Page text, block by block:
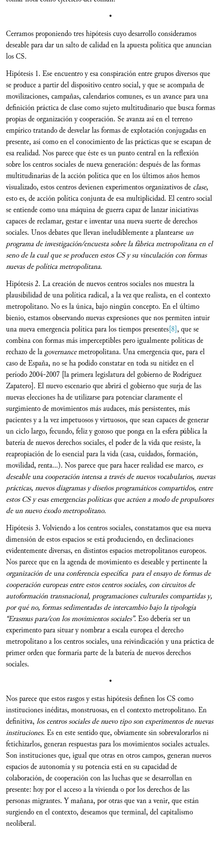
•
Cerramos proponiendo tres hipótesis cuyo desarrollo consideramos
deseable para dar un salto de calidad en la apuesta política que anuncian
los CS.
Hipótesis 1. Ese encuentro y esa conspiración entre grupos diversos que
se produce a partir del dispositivo centro social, y que se acompaña de
movilizaciones, campañas, calendarios comunes, es un avance para una
definición práctica de clase como sujeto multitudinario que busca formas
propias de organización y cooperación. Se avanza así en el terreno
empírico tratando de desvelar las formas de explotación conjugadas en
presente, así como en el conocimiento de las prácticas que se escapan de
esa realidad. Nos parece que éste es un punto central en la reflexión
sobre los centros sociales de nueva generación: después de las formas
multitudinarias de la acción política que en los últimos años hemos
visualizado, estos centros devienen experimentos organizativos de clase,
esto es, de acción política conjunta de esa multiplicidad. El centro social
se entiende como una máquina de guerra capaz de lanzar iniciativas
capaces de reclamar, gestar e inventar una nueva suerte de derechos
sociales. Unos debates que llevan ineludiblemente a plantearse un
programa de investigación/encuesta sobre la fábrica metropolitana en el
seno de la cual que se producen estos CS y su vinculación con formas
nuevas de política metropolitana.
Hipótesis 2. La creación de nuevos centros sociales nos muestra la
plausibilidad de una política radical, a la vez que realista, en el contexto
metropolitano. No es la única, bajo ningún concepto. En el último
bienio, estamos observando nuevas expresiones que nos permiten intuir
una nueva emergencia política para los tiempos presentes[8], que se
combina con formas más imperceptibles pero igualmente políticas de
rechazo de lagovernancemetropolitana. Una emergencia que, para el
caso de España, no se ha podido constatar en toda su nitidez en el
período 2004-2007 [la primera legislatura del gobierno de Rodríguez
Zapatero]. El nuevo escenario que abrirá el gobierno que surja de las
nuevas elecciones ha de utilizarse para potenciar claramente el
surgimiento de movimientos más audaces, más persistentes, más
pacientes y a la vez impetuosos y virtuosos, que sean capaces de generar
un ciclo largo, fecundo, feliz y gozoso que ponga en la esfera pública la
batería de nuevos derechos sociales, el poder de la vida que resiste, la
reapropiación de lo esencial para la vida (casa, cuidados, formación,
movilidad, renta…). Nos parece que para hacer realidad ese marco, es
deseable una cooperación intensa a través de nuevos vocabularios, nuevas
prácticas, nuevos diagramas y diseños programáticos compartidos, entre
estos CS y esas emergencias políticas que actúen a modo de propulsores
de un nuevo éxodo metropolitano.
Hipótesis 3. Volviendo a los centros sociales, constatamos que esa nueva
dimensión de estos espacios se está produciendo, en declinaciones
evidentemente diversas, en distintos espacios metropolitanos europeos.
Nos parece que en la agenda de movimiento es deseable y pertinente la
organización de una conferencia específica para el ensayo de formas de
cooperación europeas entre estos centros sociales, con circuitos de
autoformación transnacional, programaciones culturales compartidas y,
por qué no, formas sedimentadas de intercambio bajo la tipología
“Erasmus para/con los movimientos sociales”. Eso debería ser un
experimento para situar y nombrar a escala europea el derecho
metropolitano a los centros sociales, una reivindicación y una práctica de
primer orden que formaría parte de la batería de nuevos derechos
sociales.
•
Nos parece que estos rasgos y estas hipótesis definen los CS como
instituciones inéditas, monstruosas, en el contexto metropolitano. En
definitiva, los centros sociales de nuevo tipo son experimentos de nuevas
instituciones. Es en este sentido que, obviamente sin sobrevalorarlos ni
fetichizarlos, generan respuestas para los movimientos sociales actuales.
Son instituciones que, igual que otras en otros campos, generan nuevos
espacios de autonomía y su potencia está en su capacidad de
colaboración, de cooperación con las luchas que se desarrollan en
presente: hoy por el acceso a la vivienda o por los derechos de las
personas migrantes. Y mañana, por otras que van a venir, que están
surgiendo en el contexto, deseamos que terminal, del capitalismo
neoliberal.